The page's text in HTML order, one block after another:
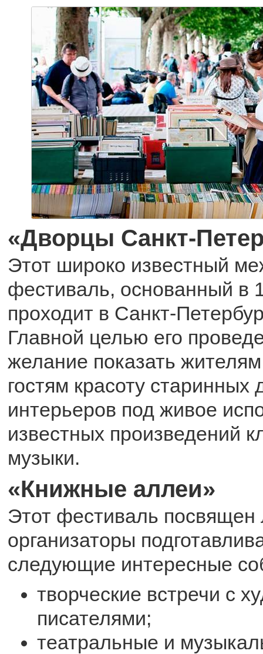
«Дворцы Санкт-
Этот широко известный
фестиваль, основанный в
проходит в Санкт-
Главной целью его
желание показать жителям
гостям красоту старинных
интерьеров под живое
известных произведений
музыки.
«Книжные аллеи»
Этот фестиваль посвящен
организаторы
следующие интересные
творческие встречи с
писателями;
театральные и